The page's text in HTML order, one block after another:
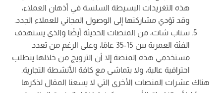
هذه التغريدات البسيطة السلسة في أذهان العملاء،
وقد تؤدي مشاركتها إلى الوصول المجاني للعملاء الجدد.
سناب شات، من المنصات الحديثة أيضًا والذي يستهدف
الفئة العمرية بين 15-35 عامًا، وعلى الرغم من تعدد
مستخدمي هذه المنصة إلا أن الترويج من خلالها يتطلب
احترافية عالية، ولا يتماشى مع كافة الأنشطة التجارية.
هناك عشرات المنصات الأخرى التي لا يسعنا المقال لذكرها